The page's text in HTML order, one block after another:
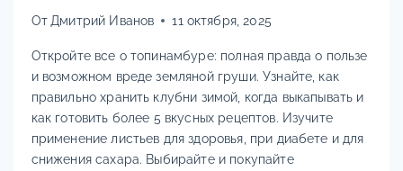
От Дмитрий Иванов 11 октября, 2025
Откройте все о топинамбуре: полная правда о пользе
и возможном вреде земляной груши. Узнайте, как
правильно хранить клубни зимой, когда выкапывать и
как готовить более 5 вкусных рецептов. Изучите
применение листьев для здоровья, при диабете и для
снижения сахара. Выбирайте и покупайте